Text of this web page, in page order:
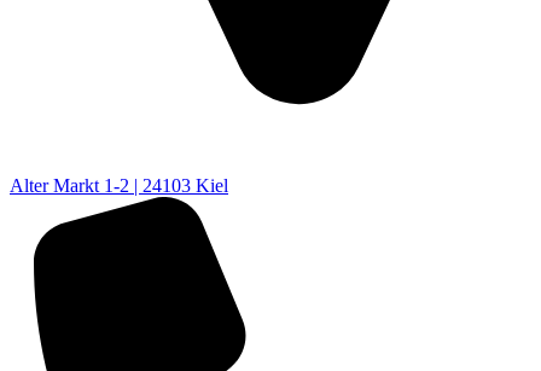
Alter Markt 1-2 | 24103 Kiel